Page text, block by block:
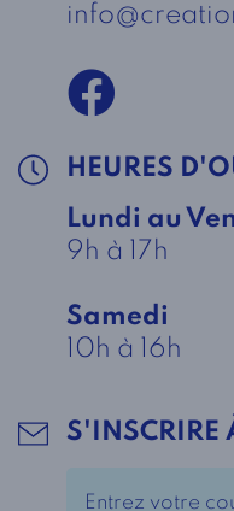
HEURES
Lundi au
9h à 17h
Samedi
10h à 16h
S'INSCRIRE